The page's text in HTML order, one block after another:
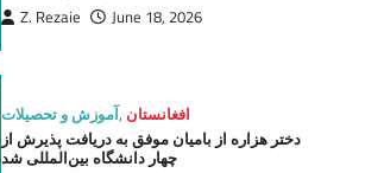
Z. Rezaie June 18, 2026
آموزش و تحصیلات, افغانستان
دختر هزاره از بامیان موفق به دریافت پذیرش از
چهار دانشگاه بین‌المللی شد